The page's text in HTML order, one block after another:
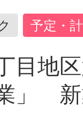
予定・
目地
」